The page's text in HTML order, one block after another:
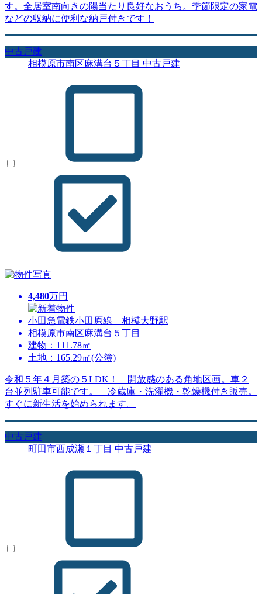
す。全居室南向きの陽当たり良好なおうち。季節限定の家電
などの収納に便利な納戸付きです！
中古戸建
相模原市南区麻溝台５丁目 中古戸建
4,480万円
小田急電鉄小田原線 相模大野駅
相模原市南区麻溝台５丁目
建物：111.78㎡
土地：165.29㎡(公簿)
令和５年４月築の５LDK！ 開放感のある角地区画。車２
台並列駐車可能です。 冷蔵庫・洗濯機・乾燥機付き販売。
すぐに新生活を始められます。
中古戸建
町田市西成瀬１丁目 中古戸建